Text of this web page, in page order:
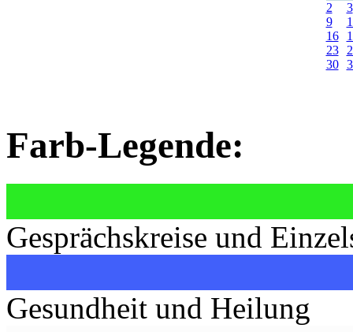
2
3
9
16
23
30
Farb-Legende:
Gesprächskreise und
Gesundheit und Heilung